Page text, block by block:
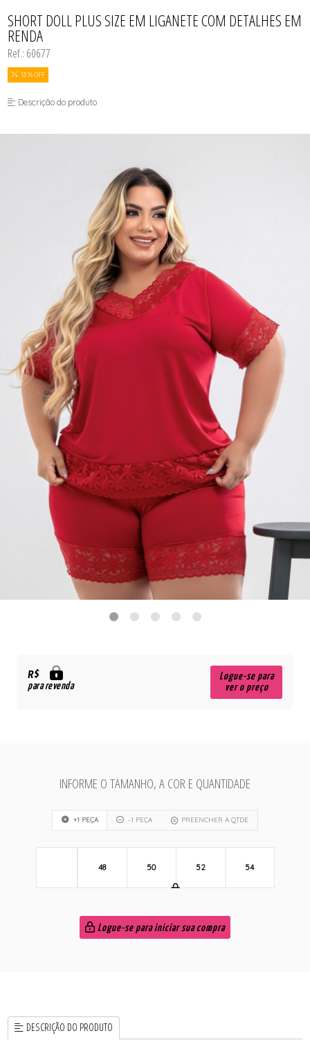
SEX SHOP
CALCINHAS
CAMISOLAS E ROBES
PIJAMAS
SUTIÃS
SHORT DOLL PLUS SIZE EM LIGANETE COM DETALHES EM
RENDA
Ref.: 60677
13 % OFF
Descrição do produto
R$
para revenda
Logue-se para
ver o preço
INFORME O TAMANHO, A COR E QUANTIDADE
+1 PEÇA -1 PEÇA PREENCHER A QTDE
48 50 52 54
Logue-se para iniciar sua compra
DESCRIÇÃO DO PRODUTO